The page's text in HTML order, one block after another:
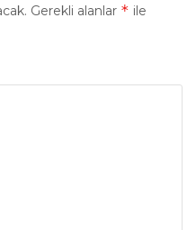
Gerekli alanlar * ile